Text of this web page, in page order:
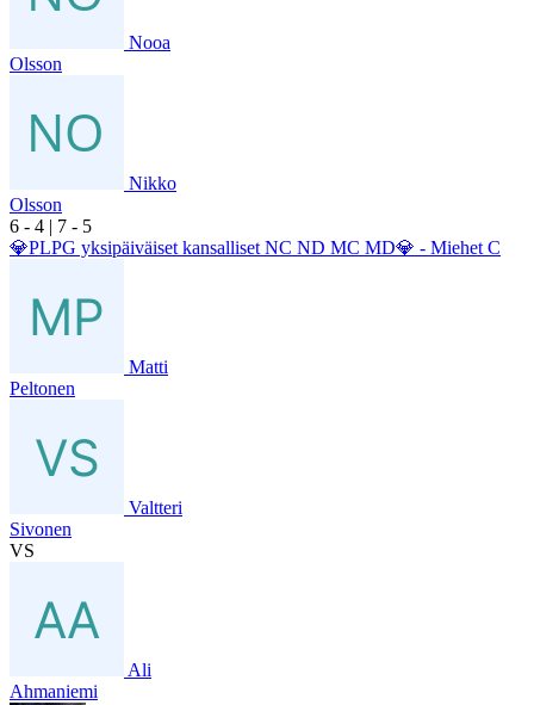
Nooa
Olsson
Nikko
Olsson
6 - 4 | 7 - 5
💎PLPG yksipäiväiset kansalliset NC ND MC MD💎 - Miehet C
Matti
Peltonen
Valtteri
Sivonen
VS
Ali
Ahmaniemi